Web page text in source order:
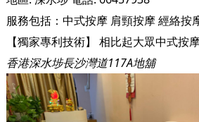
服務包括： 中式按摩 肩頸按摩經絡按
香港深水埗長沙灣道117A地舖